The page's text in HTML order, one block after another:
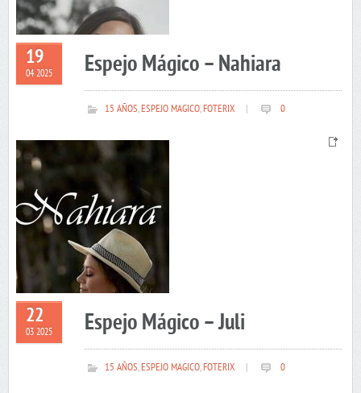
19
04 2025 Espejo Mágico – Nahiara
15 AÑOS,ESPEJO MAGICO,FOTERIX 0
22
03 2025 Espejo Mágico – Juli
15 AÑOS,ESPEJO MAGICO,FOTERIX 0